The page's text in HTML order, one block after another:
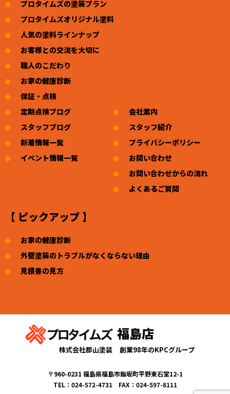
プロタイムズの塗装プラン
プロタイムズオリジナル塗料
人気の塗料ラインナップ
お客様との交流を大切に
職人のこだわり
お家の健康診断
保証・点検
定期点検ブログ
スタッフブログ
新着情報一覧
イベント情報一覧
会社案内
スタッフ紹介
プライバシーポリシー
お問い合わせ
お問い合わせからの流れ
よくあるご質問
【 ピックアップ 】
お家の健康診断
外壁塗装のトラブルがなくならない理由
見積書の見方
福島店
株式会社郡山塗装 創業98年のKPCグループ
〒960-0231 福島県福島市飯坂町平野東石堂12-1
TEL：024-572-4731 FAX：024-597-8111